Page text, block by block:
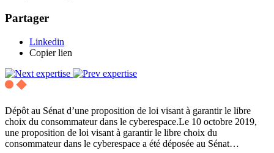
Partager
Linkedin
Copier lien
Dépôt au Sénat d’une proposition de loi visant à garantir le libre
choix du consommateur dans le cyberespace.Le 10 octobre 2019,
une proposition de loi visant à garantir le libre choix du
consommateur dans le cyberespace a été déposée au Sénat…